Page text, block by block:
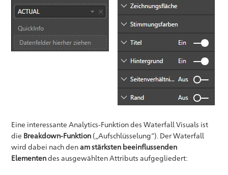
Eine interessante Analytics-Funktion des Waterfall Visuals ist
die Breakdown-Funktion („Aufschlüsselung“). Der Waterfall
wird dabei nach denam stärksten beeinflussenden
Elementendes ausgewählten Attributs aufgegliedert: